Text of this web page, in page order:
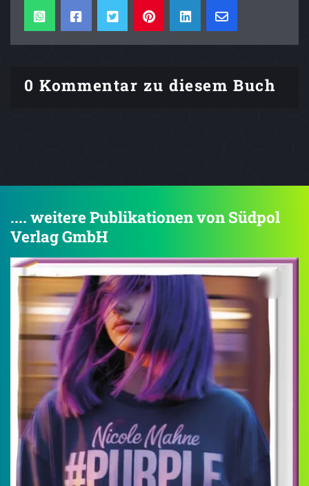
0 Kommentar zu diesem Buch
.... weitere Publikationen von Südpol
Verlag GmbH